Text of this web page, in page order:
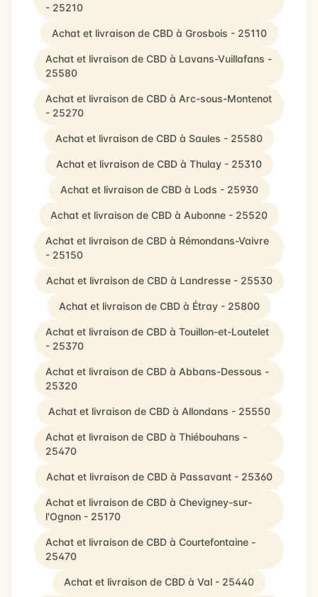
- 25210
Achat et livraison de CBD à Grosbois - 25110
Achat et livraison de CBD à Lavans-Vuillafans -
25580
Achat et livraison de CBD à Arc-sous-Montenot
- 25270
Achat et livraison de CBD à Saules - 25580
Achat et livraison de CBD à Thulay - 25310
Achat et livraison de CBD à Lods - 25930
Achat et livraison de CBD à Aubonne - 25520
Achat et livraison de CBD à Rémondans-Vaivre
- 25150
Achat et livraison de CBD à Landresse - 25530
Achat et livraison de CBD à Étray - 25800
Achat et livraison de CBD à Touillon-et-Loutelet
- 25370
Achat et livraison de CBD à Abbans-Dessous -
25320
Achat et livraison de CBD à Allondans - 25550
Achat et livraison de CBD à Thiébouhans -
25470
Achat et livraison de CBD à Passavant - 25360
Achat et livraison de CBD à Chevigney-sur-
l'Ognon - 25170
Achat et livraison de CBD à Courtefontaine -
25470
Achat et livraison de CBD à Val - 25440